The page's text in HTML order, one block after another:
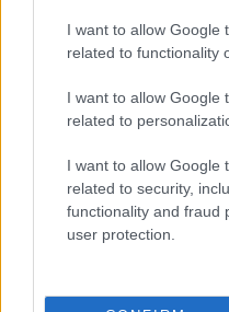
I want to allow Google
related to functionality
I want to allow Google
related to
I want to allow Google
related to security,
functionality and fraud
user protection.
criteri di monitoraggio;
contratti con clausole
5) gestione chiavi e
6) automazione dei
documentazione
AI Act; 8) adesione a